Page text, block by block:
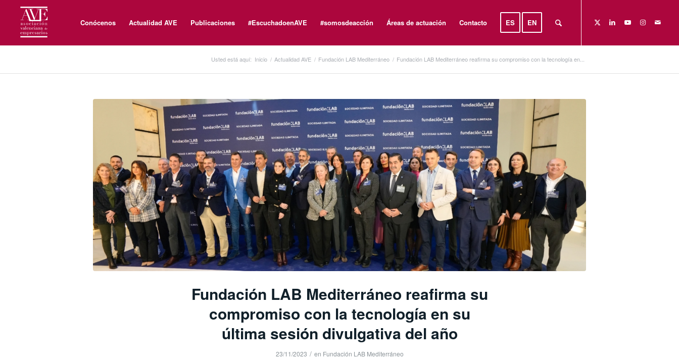
Conócenos Actualidad AVE Publicaciones #EscuchadoenAVE #somosdeacción Áreas de actuación Contacto ES EN
Usted está aquí: Inicio / Actualidad AVE / Fundación LAB Mediterráneo / Fundación LAB Mediterráneo reafirma su compromiso con la tecnología en...
Fundación LAB Mediterráneo reafirma su
compromiso con la tecnología en su
última sesión divulgativa del año
23/11/2023 / en Fundación LAB Mediterráneo